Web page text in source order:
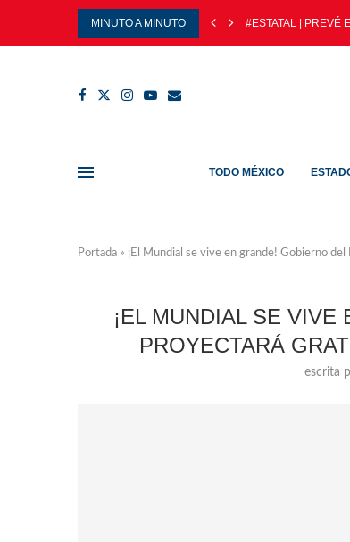
MINUTO A MINUTO #ESTATAL | PREVÉ
TODO MÉXICO
Portada » ¡El Mundial se vive en grande! Gobierno
¡EL MUNDIAL SE
PROYECTARÁ
escrita